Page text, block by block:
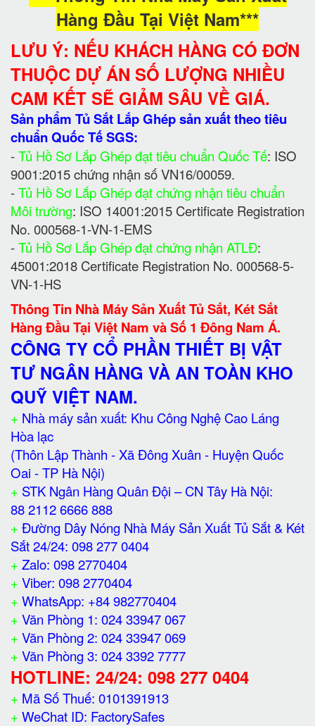
Hàng Đầu Tại Việt Nam***
LƯU Ý: NẾU KHÁCH HÀNG CÓ ĐƠN
THUỘC DỰ ÁN SỐ LƯỢNG NHIỀU
CAM KẾT SẼ GIẢM SÂU VỀ GIÁ.
Sản phẩm Tủ Sắt Lắp Ghép sản xuất theo tiêu
chuẩn Quốc Tế SGS:
-Tủ Hồ Sơ Lắp Ghép đạt tiêu chuẩn Quốc Tế: ISO
9001:2015 chứng nhận số VN16/00059.
-Tủ Hồ Sơ Lắp Ghép đạt chứng nhận tiêu chuẩn
Môi trường: ISO 14001:2015 Certificate Registration
No. 000568-1-VN-1-EMS
-Tủ Hồ Sơ Lắp Ghép đạt chứng nhận ATLĐ:
45001:2018 Certificate Registration No. 000568-5-
VN-1-HS
Thông Tin Nhà Máy Sản Xuất Tủ Sắt, Két Sắt
Hàng Đầu Tại Việt Nam và Số 1 Đông Nam Á.
CÔNG TY CỔ PHẦN THIẾT BỊ VẬT
TƯ NGÂN HÀNG VÀ AN TOÀN KHO
QUỸ VIỆT NAM.
+ Nhà máy sản xuất: Khu Công Nghệ Cao Láng
Hòa lạc
(Thôn Lập Thành - Xã Đông Xuân - Huyện Quốc
Oai - TP Hà Nội)
+ STK Ngân Hàng Quân Đội – CN Tây Hà Nội:
88 2112 6666 888
+ Đường Dây Nóng Nhà Máy Sản Xuất Tủ Sắt & Két
Sắt 24/24: 098 277 0404
+ Zalo: 098 2770404
+ Viber: 098 2770404
+ WhatsApp: +84 982770404
+ Văn Phòng 1: 024 33947 067
+ Văn Phòng 2: 024 33947 069
+ Văn Phòng 3: 024 3392 7777
HOTLINE: 24/24: 098 277 0404
+ Mã Số Thuế: 0101391913
+ WeChat ID: FactorySafes